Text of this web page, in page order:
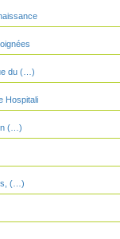
du (…)
Hospitali
(…)
(…)